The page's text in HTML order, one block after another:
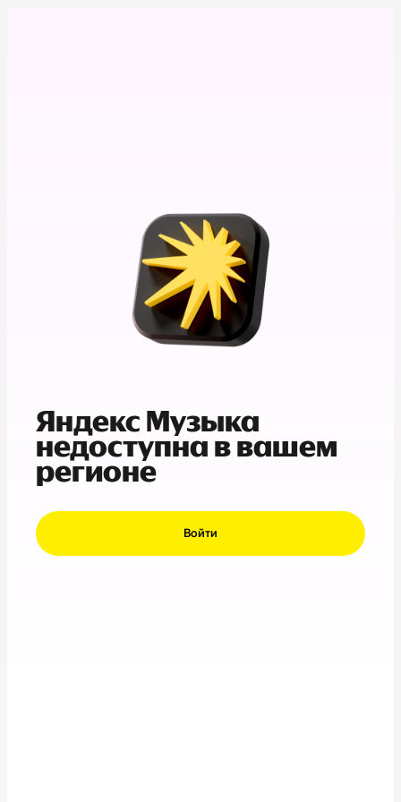
Яндекс Музыка
недоступна в вашем
регионе
Войти